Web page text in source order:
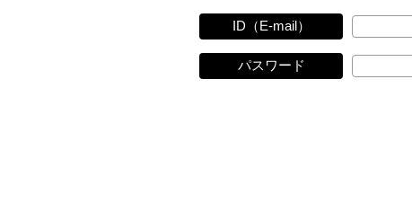
ID（E-mail）
パスワード